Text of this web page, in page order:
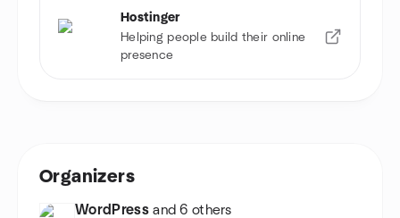
Hostinger
Helping people build their online
presence
Organizers
WordPress and 6 others